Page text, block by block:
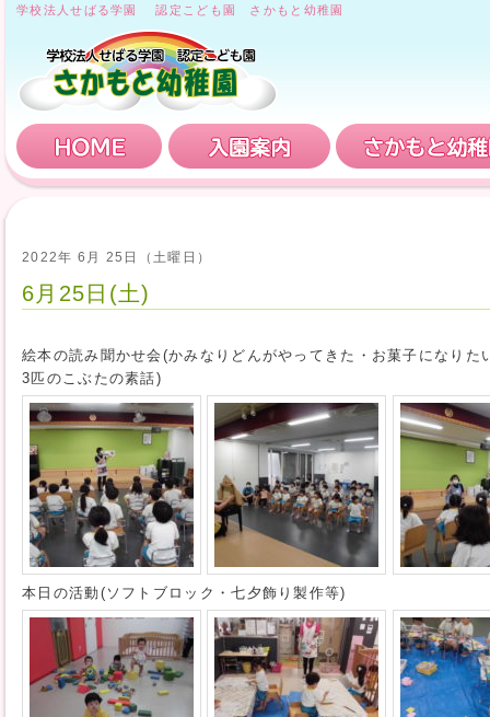
学校法人せばる学園 認定こども園 さかもと幼稚園
HOME 入園案内
2022年 6月 25日（土曜日）
6月25日(土)
絵本の読み聞かせ会(かみなりどんがやってきた・お菓子になりた
3匹のこぶたの素話)
本日の活動(ソフトブロック・七夕飾り製作等)